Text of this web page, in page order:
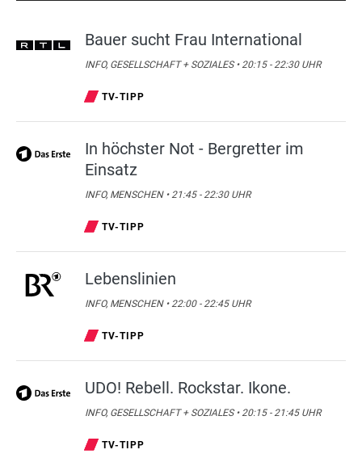
Bauer sucht Frau International
INFO, GESELLSCHAFT + SOZIALES • 20:15 - 22:30 UHR
TV-TIPP
In höchster Not - Bergretter im
Einsatz
INFO, MENSCHEN • 21:45 - 22:30 UHR
TV-TIPP
Lebenslinien
INFO, MENSCHEN • 22:00 - 22:45 UHR
TV-TIPP
UDO! Rebell. Rockstar. Ikone.
INFO, GESELLSCHAFT + SOZIALES • 20:15 - 21:45 UHR
TV-TIPP